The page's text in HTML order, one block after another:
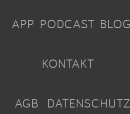
APP PODCAST BLOG
KONTAKT
AGB DATENSCHUTZ